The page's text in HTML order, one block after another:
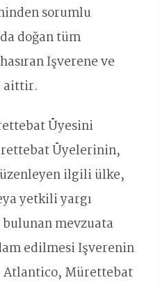
sorumlu
doğan tüm
İşverene ve
aittir.
Üyesini
Üyelerinin,
ilgili ülke,
yetkili yargı
mevzuata
edilmesi İşverenin
Atlantico, Mürettebat